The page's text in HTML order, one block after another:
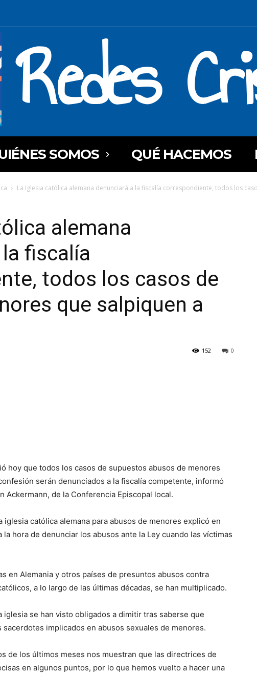
Redes
SOMOS QUÉ HACEMOS
La Iglesia católica alemana denunciará a la fiscalía correspondiente, todos los
alemana
fiscalía
todos los casos de
que salpiquen a
0
152
hoy que todos los casos de supuestos abusos de menores
serán denunciados a la fiscalía competente, informó
Ackermann, de la Conferencia Episcopal local.
iglesia católica alemana para abusos de menores explicó en
hora de denunciar los abusos ante la Ley cuando las víctimas
en Alemania y otros países de presuntos abusos contra
a lo largo de las últimas décadas, se han multiplicado.
iglesia se han visto obligados a dimitir tras saberse que
implicados en abusos sexuales de menores.
de los últimos meses nos muestran que las directrices de
en algunos puntos, por lo que hemos vuelto a hacer una